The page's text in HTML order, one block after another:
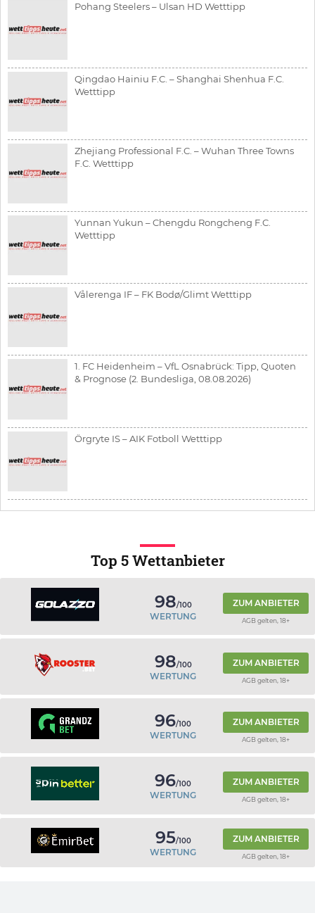
Pohang Steelers – Ulsan HD Wetttipp
Qingdao Hainiu F.C. – Shanghai Shenhua F.C.
Wetttipp
Zhejiang Professional F.C. – Wuhan Three Towns
F.C. Wetttipp
Yunnan Yukun – Chengdu Rongcheng F.C.
Wetttipp
Vålerenga IF – FK Bodø/Glimt Wetttipp
1. FC Heidenheim – VfL Osnabrück: Tipp, Quoten
& Prognose (2. Bundesliga, 08.08.2026)
Örgryte IS – AIK Fotboll Wetttipp
Top 5 Wettanbieter
98/100
WERTUNG
ZUM ANBIETER
AGB gelten, 18+
98/100
WERTUNG
ZUM ANBIETER
AGB gelten, 18+
96/100
WERTUNG
ZUM ANBIETER
AGB gelten, 18+
96/100
WERTUNG
ZUM ANBIETER
AGB gelten, 18+
95/100
WERTUNG
ZUM ANBIETER
AGB gelten, 18+